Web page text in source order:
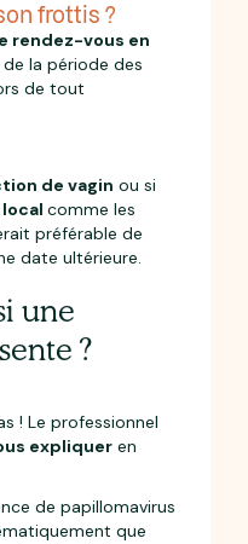
frottis ?
rendez-vous en
la période des
de tout
de vagin ou si
comme les
préférable de
date ultérieure.
une
?
! Le professionnel
expliquer en
de papillomavirus
que